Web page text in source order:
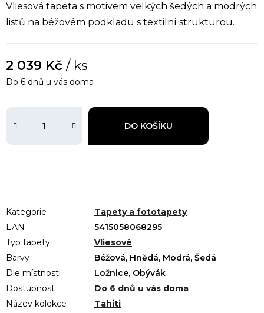
Vliesová tapeta s motivem velkých šedých a modrých
listů na béžovém podkladu s textilní strukturou.
2 039 Kč / ks
DO KOŠÍKU
Do 6 dnů u vás doma
Kategorie
Tapety a fototapety
EAN
5415058068295
Typ tapety
Vliesové
Barvy
Béžová, Hnědá, Modrá, Šedá
Dle místnosti
Ložnice, Obývák
Dostupnost
Do 6 dnů u vás doma
Název kolekce
Tahiti